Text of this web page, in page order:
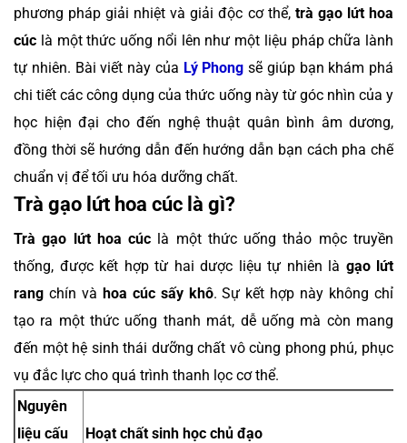
phương pháp giải nhiệt và giải độc cơ thể, trà gạo lứt hoa
cúc là một thức uống nổi lên như một liệu pháp chữa lành
tự nhiên. Bài viết này của Lý Phong sẽ giúp bạn khám phá
chi tiết các công dụng của thức uống này từ góc nhìn của y
học hiện đại cho đến nghệ thuật quân bình âm dương,
đồng thời sẽ hướng dẫn đến hướng dẫn bạn cách pha chế
chuẩn vị để tối ưu hóa dưỡng chất.
Trà gạo lứt hoa cúc là gì?
Trà gạo lứt hoa cúc là một thức uống thảo mộc truyền
thống, được kết hợp từ hai dược liệu tự nhiên là gạo lứt
rang chín và hoa cúc sấy khô. Sự kết hợp này không chỉ
tạo ra một thức uống thanh mát, dễ uống mà còn mang
đến một hệ sinh thái dưỡng chất vô cùng phong phú, phục
vụ đắc lực cho quá trình thanh lọc cơ thể.
Nguyên
liệu cấu
Hoạt chất sinh học chủ đạo